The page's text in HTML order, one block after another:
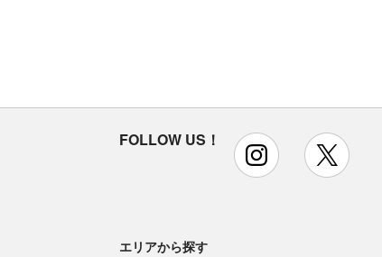
FOLLOW US！ instagram
エリアから探す